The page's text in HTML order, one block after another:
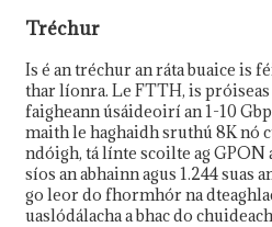
Tréchur
Is é an tréchur an ráta buaice is
thar líonra. Le FTTH, is
faigheann úsáideoirí an 1-10
maith le haghaidh sruthú 8K nó
ndóigh, tá línte scoilte ag GPON
síos an abhainn agus 1.244 suas
go leor do fhormhór na
uaslódálacha a bhac do